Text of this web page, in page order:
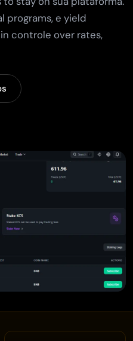
programs, e yield
controle over rates,